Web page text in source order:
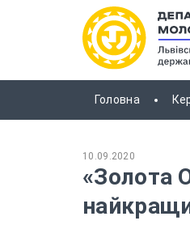
Головна
10.09.2020
«Золота